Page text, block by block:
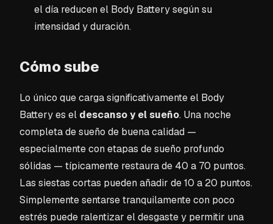
el día reducen el Body Battery según su
intensidad y duración.
Cómo sube
Lo único que carga significativamente el Body
Battery es el descanso y el sueño. Una noche
completa de sueño de buena calidad —
especialmente con etapas de sueño profundo
sólidas — típicamente restaura de 40 a 70 puntos.
Las siestas cortas pueden añadir de 10 a 20 puntos.
Simplemente sentarse tranquilamente con poco
estrés puede ralentizar el desgaste y permitir una